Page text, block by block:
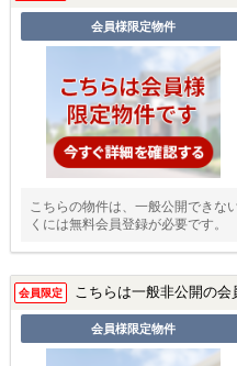
会員様限定物件
こちらの物件は、一般公開できな
くには無料会員登録が必要です。
会員限定 こちらは一般非公開の会
会員様限定物件